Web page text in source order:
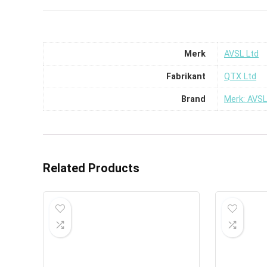
Merk ‎AVSL Ltd
Fabrikant ‎QTX Ltd
Brand Merk:
Related Products